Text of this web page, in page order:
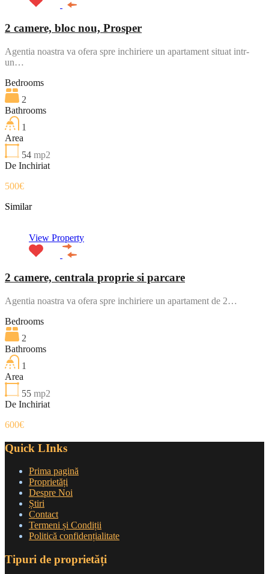
2 camere, bloc nou, Prosper
Agentia noastra va ofera spre inchiriere un apartament situat intr-
un…
Bedrooms
2
Bathrooms
1
Area
54 mp2
De Inchiriat
500€
Similar
View Property
2 camere, centrala proprie si parcare
Agentia noastra va ofera spre inchiriere un apartament de 2…
Bedrooms
2
Bathrooms
1
Area
55 mp2
De Inchiriat
600€
Quick LInks
Prima pagină
Proprietăți
Despre Noi
Știri
Contact
Termeni și Condiții
Politică confidențialitate
Tipuri de proprietăți